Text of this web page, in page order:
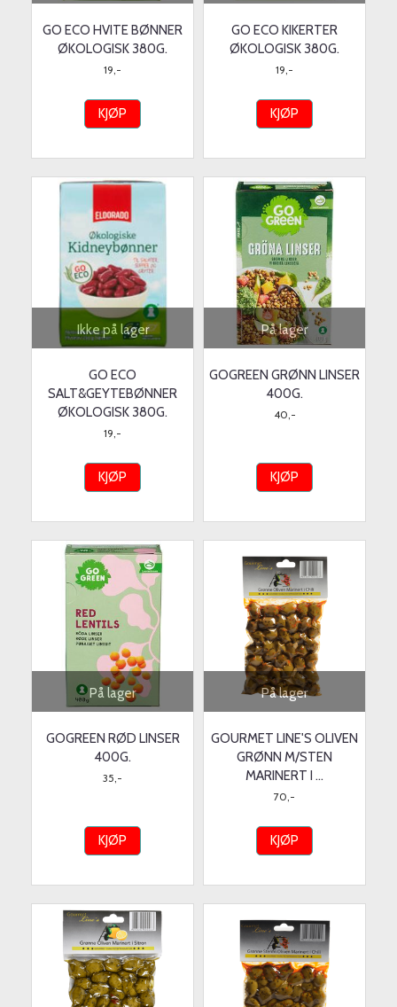
GO ECO HVITE BØNNER
ØKOLOGISK 380G.
19,-
KJØP
GO ECO KIKERTER
ØKOLOGISK 380G.
19,-
KJØP
Ikke på lager
GO ECO
SALT&GEYTEBØNNER
ØKOLOGISK 380G.
19,-
KJØP
På lager
GOGREEN GRØNN LINSER
400G.
40,-
KJØP
På lager
GOGREEN RØD LINSER
400G.
35,-
KJØP
På lager
GOURMET LINE'S OLIVEN
GRØNN M/STEN
MARINERT I ...
70,-
KJØP